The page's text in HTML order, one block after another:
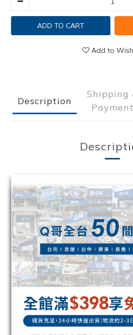
ADD TO CART
Add to
Description
Shipping
Payment